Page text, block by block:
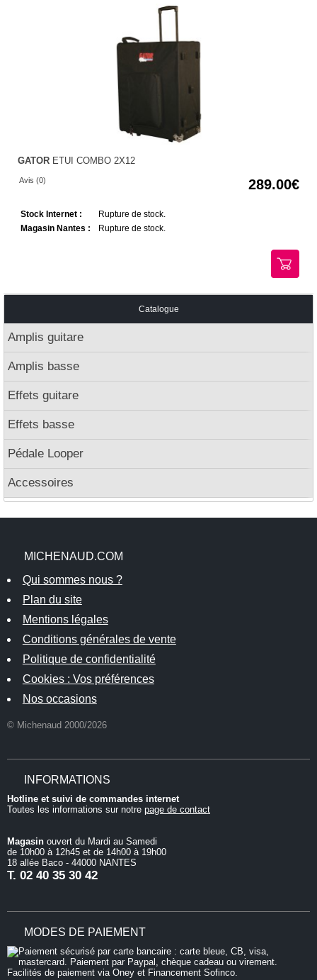
GATOR ETUI COMBO 2X12
Avis (0) 289.00
Stock Internet :
Rupture de stock.
Magasin Nantes :
Rupture de stock.
Catalogue
Amplis guitare
Amplis basse
Effets guitare
Effets basse
Pédale Looper
Accessoires
MICHENAUD.COM
Qui sommes nous ?
Plan du site
Mentions légales
Conditions générales de vente
Politique de confidentialité
Cookies : Vos préférences
Nos occasions
© Michenaud 2000/2026
INFORMATIONS
Hotline et suivi de commandes internet
Toutes les informations sur notre page de contact
Magasin ouvert du Mardi au Samedi
de 10h00 à 12h45 et de 14h00 à 19h00
18 allée Baco - 44000 NANTES
T. 02 40 35 30 42
MODES DE PAIEMENT